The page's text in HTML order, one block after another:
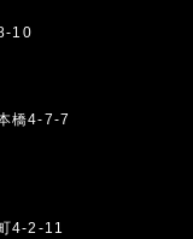
8-10
本橋4-7-7
町4-2-11